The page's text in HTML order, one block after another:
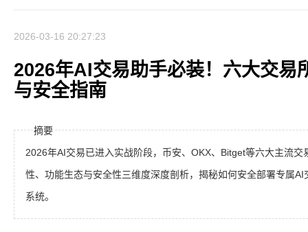
2026-03-16 20:27:23
2026年AI交易助手必装！六大交易
与安全指南
摘要
2026年AI交易已进入实战阶段，币安、OKX、Bitget等六大主流
性、功能生态与安全性三维度深度剖析，揭秘如何安全部署专属
系统。